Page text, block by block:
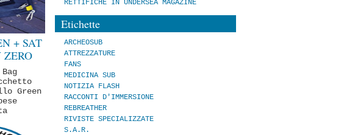
+ SAT
Green
RETTIFICHE IN UNDERSEA MAGAZINE
Etichette
ARCHEOSUB
ATTREZZATURE
FANS
MEDICINA SUB
NOTIZIA FLASH
RACCONTI D'IMMERSIONE
REBREATHER
RIVISTE SPECIALIZZATE
S.A.R.